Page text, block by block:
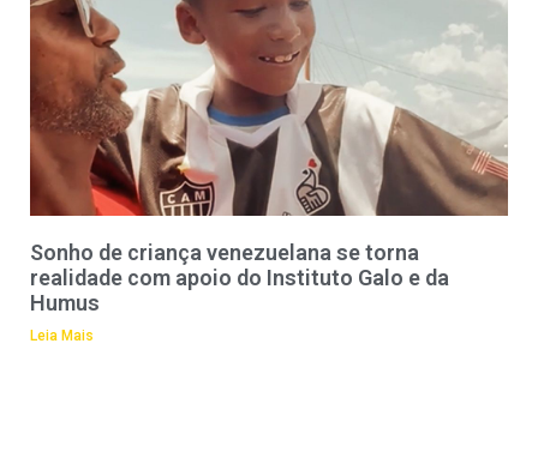
Sonho de criança venezuelana se torna
realidade com apoio do Instituto Galo e da
Humus
Leia Mais